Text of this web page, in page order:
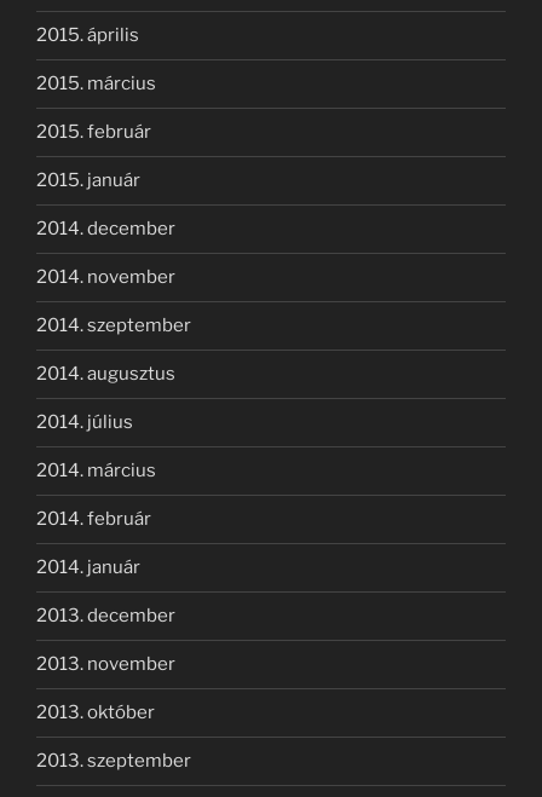
2015. április
2015. március
2015. február
2015. január
2014. december
2014. november
2014. szeptember
2014. augusztus
2014. július
2014. március
2014. február
2014. január
2013. december
2013. november
2013. október
2013. szeptember